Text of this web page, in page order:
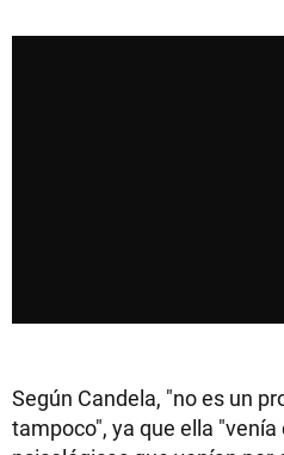
Según Candela, "no es un
tampoco", ya que ella